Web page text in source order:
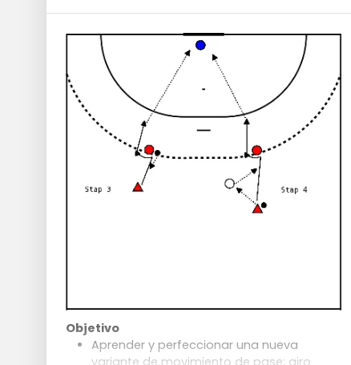
Objetivo
Aprender y perfeccionar una nueva
variante de movimiento de pase: giro